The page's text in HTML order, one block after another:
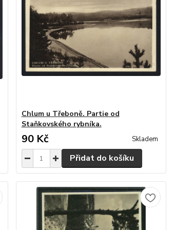
Chlum u Třeboně. Partie od
Staňkovského rybníka.
90 Kč Skladem
Přidat do košíku